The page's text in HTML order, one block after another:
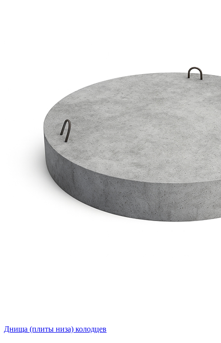
Днища (плиты низа) колодцев